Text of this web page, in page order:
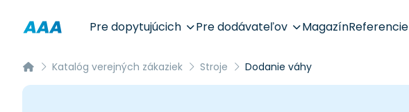
Pre dopytujúcich Pre dodávateľov MagazínReferencie
Katalóg verejných zákaziek Stroje Dodanie váhy